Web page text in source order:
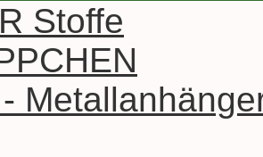
Stoffe